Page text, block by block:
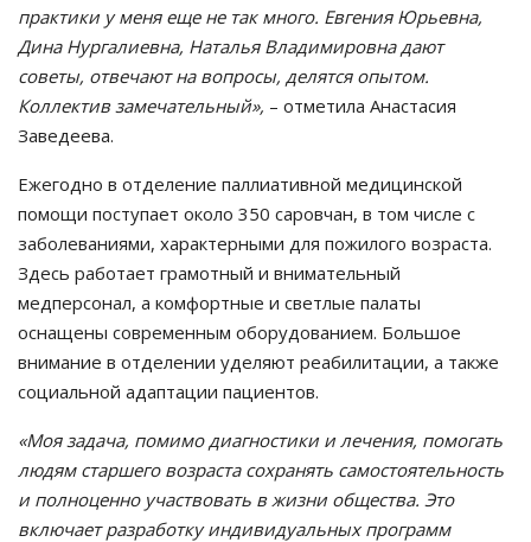
практики у меня еще не так много. Евгения Юрьевна,
Дина Нургалиевна, Наталья Владимировна дают
советы, отвечают на вопросы, делятся опытом.
Коллектив замечательный», – отметила Анастасия
Заведеева.
Ежегодно в отделение паллиативной медицинской
помощи поступает около 350 саровчан, в том числе с
заболеваниями, характерными для пожилого возраста.
Здесь работает грамотный и внимательный
медперсонал, а комфортные и светлые палаты
оснащены современным оборудованием. Большое
внимание в отделении уделяют реабилитации, а также
социальной адаптации пациентов.
«Моя задача, помимо диагностики и лечения, помогать
людям старшего возраста сохранять самостоятельность
и полноценно участвовать в жизни общества. Это
включает разработку индивидуальных программ